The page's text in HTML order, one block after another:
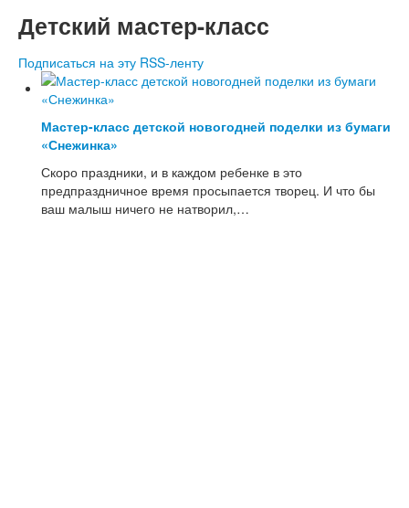
Детский мастер-класс
Подписаться на эту RSS-ленту
Мастер-класс детской новогодней поделки из бумаги
«Снежинка»
Скоро праздники, и в каждом ребенке в это
предпраздничное время просыпается творец. И что бы
ваш малыш ничего не натворил,…